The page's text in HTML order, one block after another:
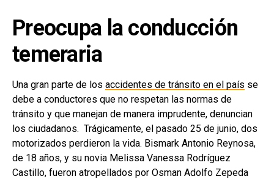
Preocupa la conducción
temeraria
Una gran parte de los accidentes de tránsito en el país se
debe a conductores que no respetan las normas de
tránsito y que manejan de manera imprudente, denuncian
los ciudadanos. Trágicamente, el pasado 25 de junio, dos
motorizados perdieron la vida. Bismark Antonio Reynosa,
de 18 años, y su novia Melissa Vanessa Rodríguez
Castillo, fueron atropellados por Osman Adolfo Zepeda